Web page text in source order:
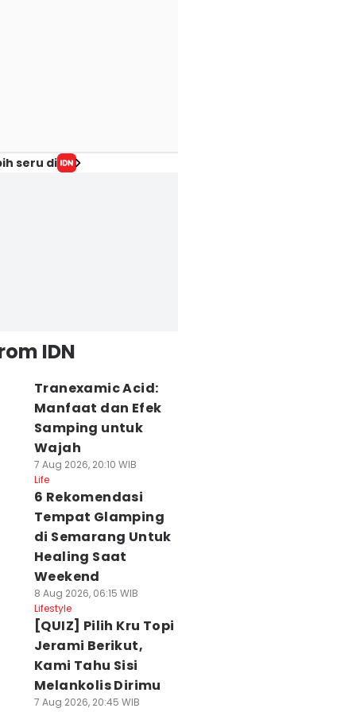
seru di
IDN
Tranexamic Acid:
Manfaat dan Efek
Samping untuk
Wajah
7 Aug 2026, 20:10 WIB
Life
6 Rekomendasi
Tempat Glamping
di Semarang Untuk
Healing Saat
Weekend
8 Aug 2026, 06:15 WIB
Lifestyle
[QUIZ] Pilih Kru Topi
Jerami Berikut,
Kami Tahu Sisi
Melankolis Dirimu
7 Aug 2026, 20:45 WIB